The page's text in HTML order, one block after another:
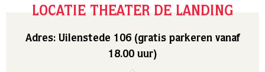
LOCATIE THEATER DE LANDING
Adres: Uilenstede 106 (gratis parkeren vanaf
18.00 uur)